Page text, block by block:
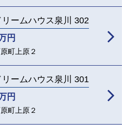
リームハウス泉川 302
円
町上原２
リームハウス泉川 301
円
町上原２